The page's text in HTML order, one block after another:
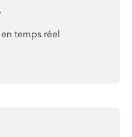
temps réel